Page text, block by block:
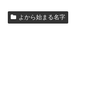
よから始まる名字